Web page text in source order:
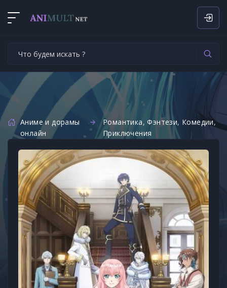
Аниме и дорамы
онлайн
Романтика,Фэнтези, Комедии,
Приключения